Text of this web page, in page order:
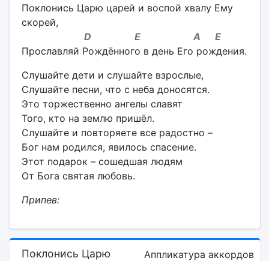
Поклонись Царю царей и воспой хвалу Ему
скорей,
D E A E
Прославляй Рождённого в день Его рождения.
Слушайте дети и слушайте взрослые,
Слушайте песни, что с неба доносятся.
Это торжественно ангелы славят
Того, кто на землю пришёл.
Слушайте и повторяете все радостно –
Бог нам родился, явилось спасение.
Этот подарок – сошедшая людям
От Бога святая любовь.
Припев:
Поклонись Царю Аппликатура аккордов